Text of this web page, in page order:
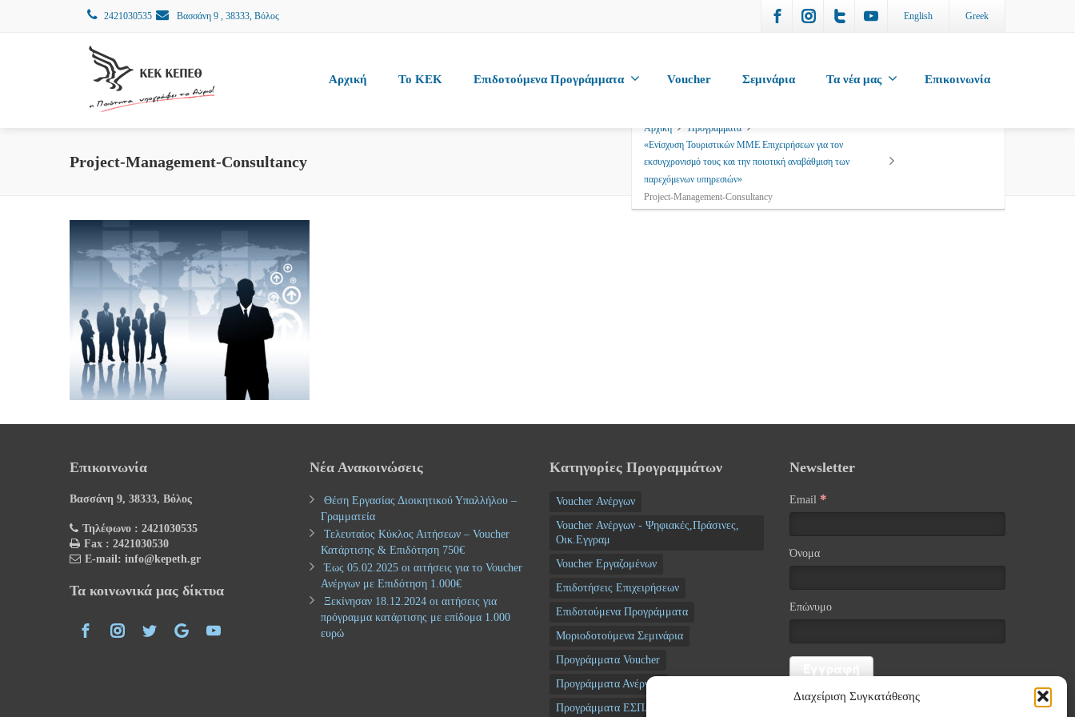
Διαχείριση Συγκατάθεσης
2421030535 Βασσάνη 9 , 38333, Βόλος English Greek
Αρχική To KEK Επιδοτούμενα Προγράμματα Voucher Σεμινάρια Τα νέα μας Επικοινωνία
Project-Management-Consultancy
Αρχική
Προγράμματα
«Ενίσχυση Τουριστικών ΜΜΕ Επιχειρήσεων για τον
εκσυγχρονισμό τους και την ποιοτική αναβάθμιση των
παρεχόμενων υπηρεσιών»
Project-Management-Consultancy
Επικοινωνία
Βασσάνη 9, 38333, Βόλος
Τηλέφωνο : 2421030535
Fax : 2421030530
E-mail: info@kepeth.gr
Τα κοινωνικά μας δίκτυα
Νέα Ανακοινώσεις
Θέση Εργασίας Διοικητικού Υπαλλήλου –
Γραμματεία
Τελευταίος Κύκλος Αιτήσεων – Voucher
Κατάρτισης & Επιδότηση 750€
Έως 05.02.2025 οι αιτήσεις για το Voucher
Ανέργων με Επιδότηση 1.000€
Ξεκίνησαν 18.12.2024 οι αιτήσεις για
πρόγραμμα κατάρτισης με επίδομα 1.000
ευρώ
Κατηγορίες Προγραμμάτων
Voucher Ανέργων
Voucher Ανέργων - Ψηφιακές,Πράσινες,
Οικ.Εγγραμ
Voucher Εργαζομένων
Επιδοτήσεις Επιχειρήσεων
Επιδοτούμενα Προγράμματα
Μοριοδοτούμενα Σεμινάρια
Προγράμματα Voucher
Προγράμματα Ανέργων
Προγράμματα ΕΣΠΑ
Newsletter
Email *
Όνομα
Επώνυμο